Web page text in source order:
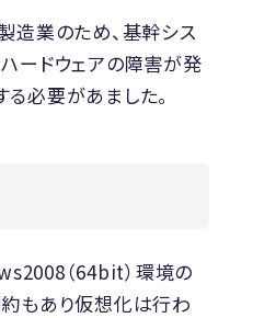
造業のため、基幹シス
ードウェアの障害が発
必要があました。
（64bit）環境の
もあり仮想化は行わ